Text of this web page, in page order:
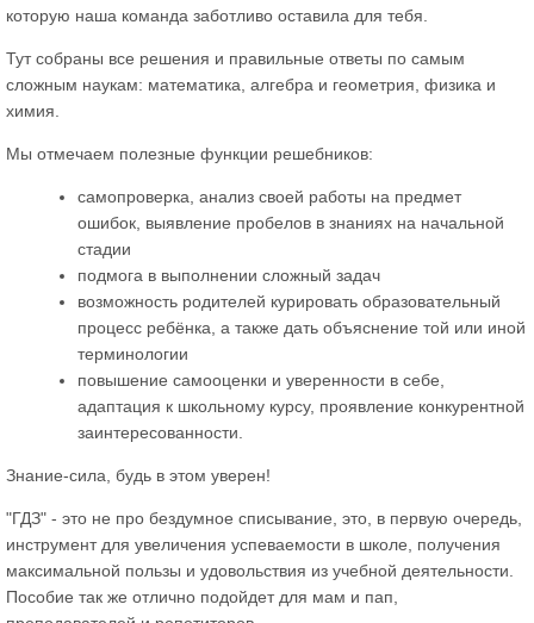
которую наша команда заботливо оставила для тебя.
Тут собраны все решения и правильные ответы по самым
сложным наукам: математика, алгебра и геометрия, физика и
химия.
Мы отмечаем полезные функции решебников:
самопроверка, анализ своей работы на предмет
ошибок, выявление пробелов в знаниях на начальной
стадии
подмога в выполнении сложный задач
возможность родителей курировать образовательный
процесс ребёнка, а также дать объяснение той или иной
терминологии
повышение самооценки и уверенности в себе,
адаптация к школьному курсу, проявление конкурентной
заинтересованности.
Знание-сила, будь в этом уверен!
"ГДЗ" - это не про бездумное списывание, это, в первую очередь,
инструмент для увеличения успеваемости в школе, получения
максимальной пользы и удовольствия из учебной деятельности.
Пособие так же отлично подойдет для мам и пап,